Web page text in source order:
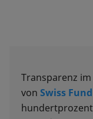
Transparenz
von Swiss